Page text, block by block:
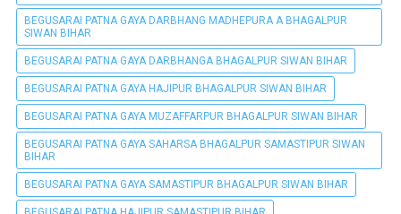
BEGUSARAI PATNA GAYA DARBHANG MADHEPURA A BHAGALPUR
SIWAN BIHAR
BEGUSARAI PATNA GAYA DARBHANGA BHAGALPUR SIWAN BIHAR
BEGUSARAI PATNA GAYA HAJIPUR BHAGALPUR SIWAN BIHAR
BEGUSARAI PATNA GAYA MUZAFFARPUR BHAGALPUR SIWAN BIHAR
BEGUSARAI PATNA GAYA SAHARSA BHAGALPUR SAMASTIPUR SIWAN
BIHAR
BEGUSARAI PATNA GAYA SAMASTIPUR BHAGALPUR SIWAN BIHAR